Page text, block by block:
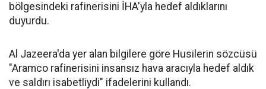
bölgesindeki rafinerisini İHA'yla hedef aldıklarını
duyurdu.
Al Jazeera'da yer alan bilgilere göre Husilerin sözcüsü
"Aramco rafinerisini insansız hava aracıyla hedef aldık
ve saldırı isabetliydi" ifadelerini kullandı.